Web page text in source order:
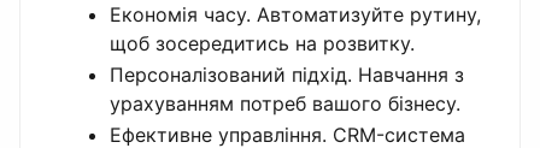
Економія часу. Автоматизуйте рутину,
щоб зосередитись на розвитку.
Персоналізований підхід. Навчання з
урахуванням потреб вашого бізнесу.
Ефективне управління. CRM-система